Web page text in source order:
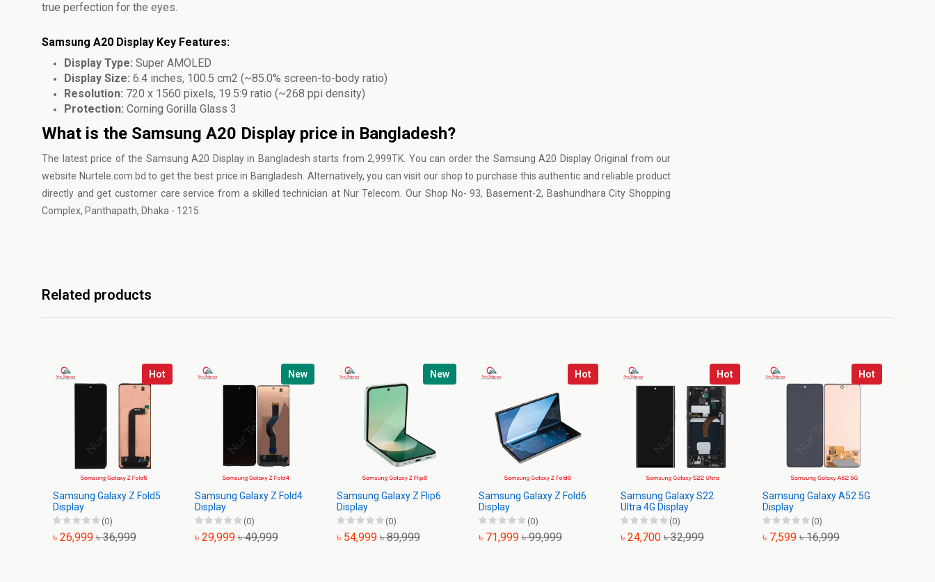
true perfection for the eyes.
Samsung A20 Display Key Features:
Display Type: Super AMOLED
Display Size: 6.4 inches, 100.5 cm2 (~85.0% screen-to-body ratio)
Resolution: 720 x 1560 pixels, 19.5:9 ratio (~268 ppi density)
Protection: Corning Gorilla Glass 3
What is the Samsung A20 Display price in Bangladesh?
The latest price of the Samsung A20 Display in Bangladesh starts from 2,999TK. You can order the Samsung A20 Display Original from our
website Nurtele.com.bd to get the best price in Bangladesh. Alternatively, you can visit our shop to purchase this authentic and reliable product
directly and get customer care service from a skilled technician at Nur Telecom. Our Shop No- 93, Basement-2, Bashundhara City Shopping
Complex, Panthapath, Dhaka - 1215.
Related products
Hot
Samsung Galaxy Z Fold5
Display
(0)
৳ 26,999 ৳ 36,999
New
Samsung Galaxy Z Fold4
Display
(0)
৳ 29,999 ৳ 49,999
New
Samsung Galaxy Z Flip6
Display
(0)
৳ 54,999 ৳ 89,999
Hot
Samsung Galaxy Z Fold6
Display
(0)
৳ 71,999 ৳ 99,999
Hot
Samsung Galaxy S22
Ultra 4G Display
(0)
৳ 24,700 ৳ 32,999
Hot
Samsung Galaxy A52 5G
Display
(0)
৳ 7,599 ৳ 16,999